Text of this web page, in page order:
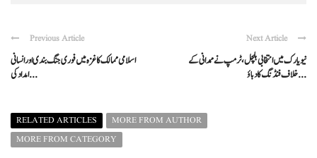
Previous Article
اسلامی ممالک کا غزہ میں فوری جنگ بندی اور انسانی
امداد کی ...
Next Article
نیویارک میں انتخابی ہلچل، ٹرمپ نے ممدانی کے
خلاف فنڈنگ کا دباؤ ...
RELATED ARTICLES
MORE FROM AUTHOR
MORE FROM CATEGORY